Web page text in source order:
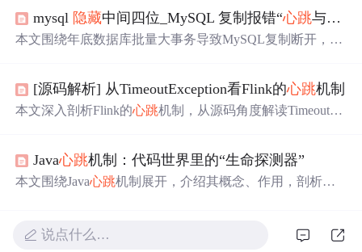
连接，以及如何在错误或关闭后进行智能重连。
mysql 隐藏中间四位_MySQL 复制报错“心跳与本地信息不兼容”-
本文围绕年底数据库批量大事务导致MySQL复制断开，报
为4G，大事务时位置超4G会溢出，导致心跳包中该值变小
而报错，并给出两种解决方法。
[源码解析] 从TimeoutException看Flink的心跳机制
本文深入剖析Flink的心跳机制，从源码角度解读TimeoutEx
Master与TaskExecutor之间的心跳监控流程。
Java心跳机制：代码世界里的“生命探测器”
本文围绕Java心跳机制展开，介绍其概念、作用，剖析原
明其在分布式系统和网络通信中的应用，还提及
心跳
机制
说点什么…